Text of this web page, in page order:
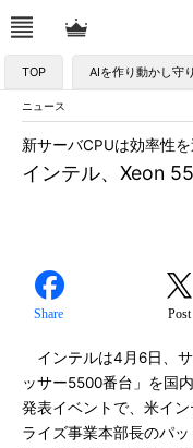
TOP AIを作り動かし守
ニュース
インテル、Xeon
新サーバCPUは効率性
Share Post
インテルは4月6日、
ッサー5500番台」を国
発表イベントで、米イ
ライズ事業本部長のパ